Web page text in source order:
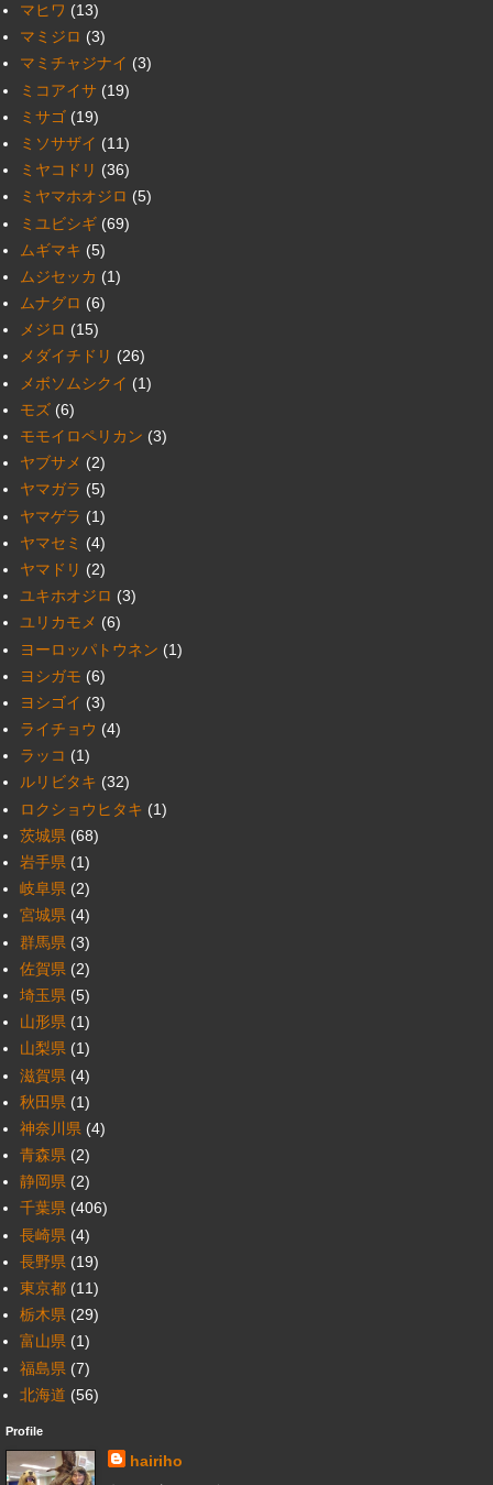
マヒワ (13)
マミジロ (3)
マミチャジナイ (3)
ミコアイサ (19)
ミサゴ (19)
ミソサザイ (11)
ミヤコドリ (36)
ミヤマホオジロ (5)
ミユビシギ (69)
ムギマキ (5)
ムジセッカ (1)
ムナグロ (6)
メジロ (15)
メダイチドリ (26)
メボソムシクイ (1)
モズ (6)
モモイロペリカン (3)
ヤブサメ (2)
ヤマガラ (5)
ヤマゲラ (1)
ヤマセミ (4)
ヤマドリ (2)
ユキホオジロ (3)
ユリカモメ (6)
ヨーロッパトウネン (1)
ヨシガモ (6)
ヨシゴイ (3)
ライチョウ (4)
ラッコ (1)
ルリビタキ (32)
ロクショウヒタキ (1)
茨城県 (68)
岩手県 (1)
岐阜県 (2)
宮城県 (4)
群馬県 (3)
佐賀県 (2)
埼玉県 (5)
山形県 (1)
山梨県 (1)
滋賀県 (4)
秋田県 (1)
神奈川県 (4)
青森県 (2)
静岡県 (2)
千葉県 (406)
長崎県 (4)
長野県 (19)
東京都 (11)
栃木県 (29)
富山県 (1)
福島県 (7)
北海道 (56)
Profile
hairiho